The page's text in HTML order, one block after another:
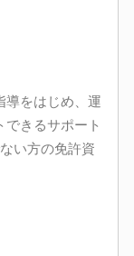
導をはじめ、運
きるサポート
い方の免許資